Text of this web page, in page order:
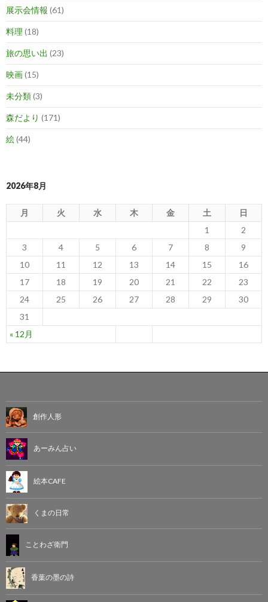
展示会情報 (61)
料理 (18)
旅の思い出 (23)
映画(15)
未分類(3)
森だより (171)
絵(44)
2026年8月
月 火 水 木 金 土 日
« 12月
1
2
3
4 5 6 7 8
9
10
11 12 13 14 15
16
17
18 19 20 21 22
23
24
25 26 27 28 29
30
31
創作人形
あーみん占い
絵本CAFE
くまの日常
ことわざ衛門
香葉の墨の詩